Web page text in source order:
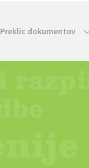
Preklic dokumentov